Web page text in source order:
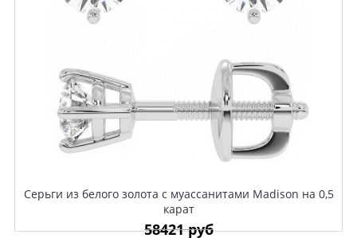
Серьги из белого золота с муассанитами Madison на 0,5
карат
58421 руб